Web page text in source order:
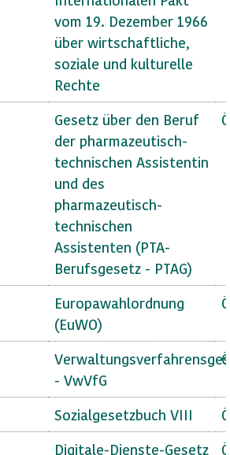
vom 19. Dezember 1966
über wirtschaftliche,
soziale und kulturelle
Rechte
Gesetz über den Beruf
der pharmazeutisch-
technischen Assistentin
und des
pharmazeutisch-
technischen
Assistenten (PTA-
Berufsgesetz - PTAG)
Europawahlordnung
(EuWO)
- VwVfG
Sozialgesetzbuch VIII
Digitale-Dienste-Gesetz